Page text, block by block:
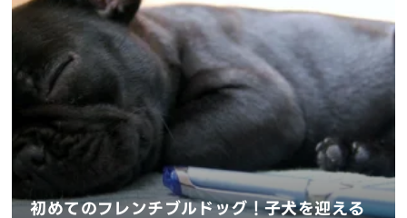
初めてのフレンチブルドッグ！子犬を迎える